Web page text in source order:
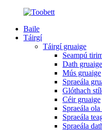
Baile
Táirgí
Táirgí gruaige
Seampú
Dath
Mús gruaige
Spraeála
Glóthach
Céir gruaige
Spraeála
Spraeála
Spraeála